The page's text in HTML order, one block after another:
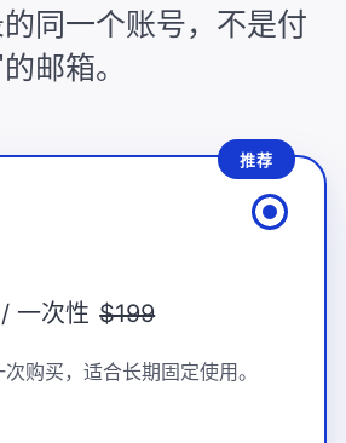
同一个账号，不是付
邮箱。
推荐
/ 一次性 $199
购买，适合长期固定使用。